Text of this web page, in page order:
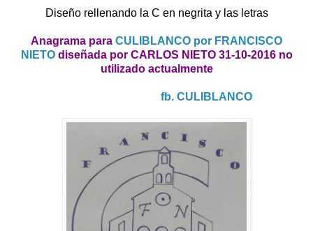
Diseño rellenando la C en negrita y las letras
Anagrama para CULIBLANCO por FRANCISCO
NIETOdiseñada por CARLOS NIETO 31-10-2016 no
utilizado actualmente
fb. CULIBLANCO